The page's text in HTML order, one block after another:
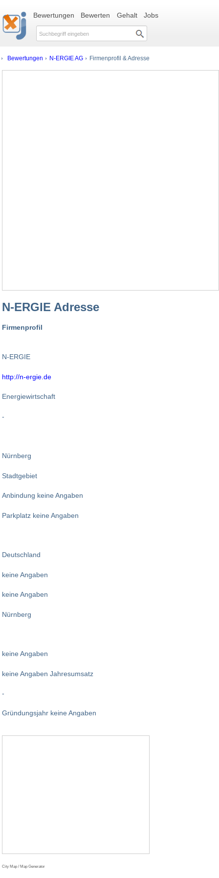
Bewertungen Bewerten Gehalt Jobs
Bewertungen N-ERGIE AG Firmenprofil & Adresse
N-ERGIE Adresse
Firmenprofil
N-ERGIE
http://n-ergie.de
Energiewirtschaft
-
Nürnberg
Stadtgebiet
Anbindung keine Angaben
Parkplatz keine Angaben
Deutschland
keine Angaben
keine Angaben
Nürnberg
keine Angaben
keine Angaben Jahresumsatz
-
Gründungsjahr keine Angaben
City Map / Map Generator